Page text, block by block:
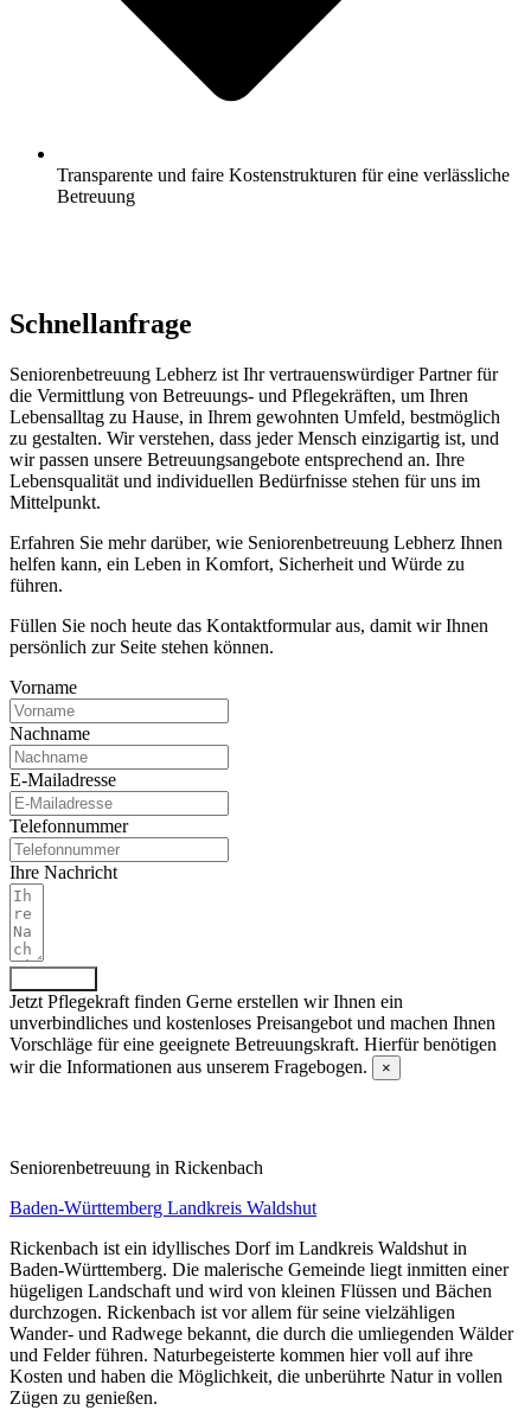
Transparente und faire Kostenstrukturen für eine verlässliche
Betreuung
Schnell­anfrage
Seniorenbetreuung Lebherz ist Ihr vertrauenswürdiger Partner für
die Vermittlung von Betreuungs- und Pflegekräften, um Ihren
Lebensalltag zu Hause, in Ihrem gewohnten Umfeld, bestmöglich
zu gestalten. Wir verstehen, dass jeder Mensch einzigartig ist, und
wir passen unsere Betreuungsangebote entsprechend an. Ihre
Lebensqualität und individuellen Bedürfnisse stehen für uns im
Mittelpunkt.
Erfahren Sie mehr darüber, wie Seniorenbetreuung Lebherz Ihnen
helfen kann, ein Leben in Komfort, Sicherheit und Würde zu
führen.
Füllen Sie noch heute das Kontaktformular aus, damit wir Ihnen
persönlich zur Seite stehen können.
Vorname
Nachname
E-Mailadresse
Telefonnummer
Ihre Nachricht
Jetzt Pflegekraft finden Gerne erstellen wir Ihnen ein
unverbindliches und kostenloses Preisangebot und machen Ihnen
Vorschläge für eine geeignete Betreuungskraft. Hierfür benötigen
wir die Informationen aus unserem Fragebogen.
×
Senioren­betreuung in Rickenbach
Baden-Württemberg Landkreis Waldshut
Rickenbach ist ein idyllisches Dorf im Landkreis Waldshut in
Baden-Württemberg. Die malerische Gemeinde liegt inmitten einer
hügeligen Landschaft und wird von kleinen Flüssen und Bächen
durchzogen. Rickenbach ist vor allem für seine vielzähligen
Wander- und Radwege bekannt, die durch die umliegenden Wälder
und Felder führen. Naturbegeisterte kommen hier voll auf ihre
Kosten und haben die Möglichkeit, die unberührte Natur in vollen
Zügen zu genießen.